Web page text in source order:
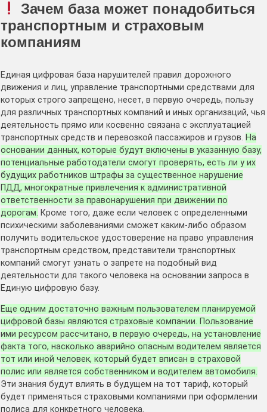
Зачем база может понадобиться
транспортным и страховым
компаниям
Единая цифровая база нарушителей правил дорожного
движения и лиц, управление транспортными средствами для
которых строго запрещено, несет, в первую очередь, пользу
для различных транспортных компаний и иных организаций, чья
деятельность прямо или косвенно связана с эксплуатацией
транспортных средств и перевозкой пассажиров и грузов. На
основании данных, которые будут включены в указанную базу,
потенциальные работодатели смогут проверять, есть ли у их
будущих работников штрафы за существенное нарушение
ПДД, многократные привлечения к административной
ответственности за правонарушения при движении по
дорогам. Кроме того, даже если человек с определенными
психическими заболеваниями сможет каким-либо образом
получить водительское удостоверение на право управления
транспортным средством, представители транспортных
компаний смогут узнать о запрете на подобный вид
деятельности для такого человека на основании запроса в
Единую цифровую базу.
Еще одним достаточно важным пользователем планируемой
цифровой базы являются страховые компании. Пользование
ими ресурсом рассчитано, в первую очередь, на установление
факта того, насколько аварийно опасным водителем является
тот или иной человек, который будет вписан в страховой
полис или является собственником и водителем автомобиля.
Эти знания будут влиять в будущем на тот тариф, который
будет применяться страховыми компаниями при оформлении
полиса для конкретного человека.